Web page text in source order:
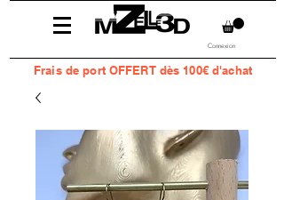
Connexion
Fraisde port OFFERT dès 100€ d'achat